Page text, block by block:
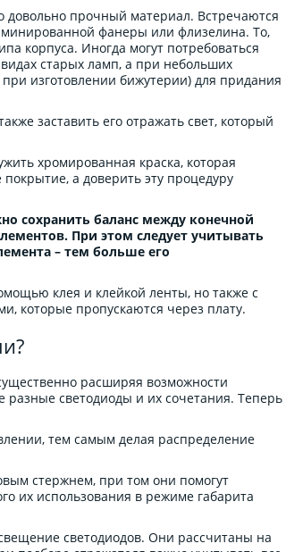
прочный материал. Встречаются
фанеры или флизелина. То,
корпуса. Иногда могут потребоваться
старых ламп, а при небольших
изготовлении бижутерии) для придания
заставить его отражать свет, который
хромированная краска, которая
а доверить эту процедуру
сохранить баланс между конечной
При этом следует учитывать
– тем больше его
клея и клейкой ленты, но также с
которые пропускаются через плату.
расширяя возможности
светодиоды и их сочетания. Теперь
тем самым делая распределение
стержнем, при том они помогут
их использования в режиме габарита
светодиодов. Они рассчитаны на